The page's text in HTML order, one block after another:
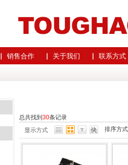
▏ 销售合作 ▏ 关于我们 ▏ 联系方式
总共找到 30条记录
显示方式
排序方